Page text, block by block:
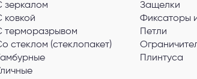
зеркалом
ковкой
терморазрывом
стеклом (стеклопакет)
Тамбурные
Защелки
Фиксаторы
Петли
Плинтуса